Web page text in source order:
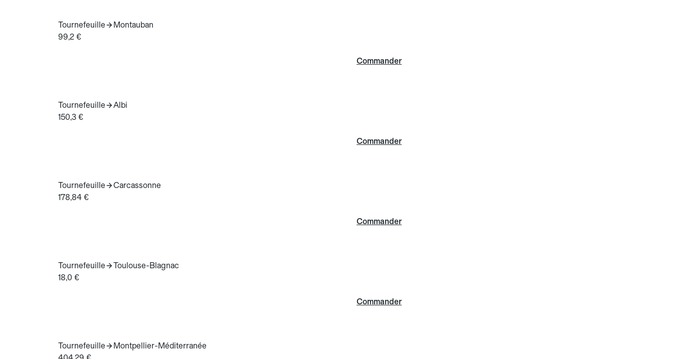
Tournefeuille
Montauban
99,2 €
Commander
Tournefeuille
Albi
150,3 €
Commander
Tournefeuille
Carcassonne
178,84 €
Commander
Tournefeuille
Toulouse-Blagnac
18,0 €
Commander
Tournefeuille
Montpellier-Méditerranée